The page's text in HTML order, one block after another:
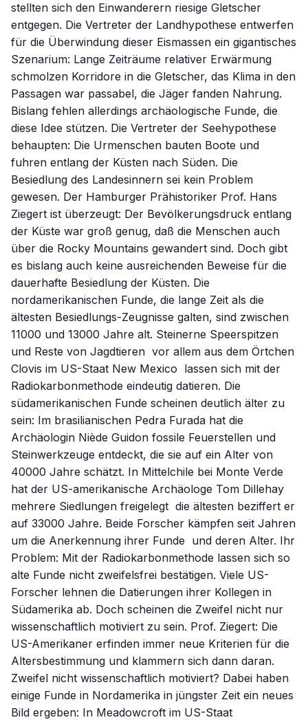
stellten sich den Einwanderern riesige Gletscher
entgegen. Die Vertreter der Landhypothese entwerfen
für die Überwindung dieser Eismassen ein gigantisches
Szenarium: Lange Zeiträume relativer Erwärmung
schmolzen Korridore in die Gletscher, das Klima in den
Passagen war passabel, die Jäger fanden Nahrung.
Bislang fehlen allerdings archäologische Funde, die
diese Idee stützen. Die Vertreter der Seehypothese
behaupten: Die Urmenschen bauten Boote und
fuhren entlang der Küsten nach Süden. Die
Besiedlung des Landesinnern sei kein Problem
gewesen. Der Hamburger Prähistoriker Prof. Hans
Ziegert ist überzeugt: Der Bevölkerungsdruck entlang
der Küste war groß genug, daß die Menschen auch
über die Rocky Mountains gewandert sind. Doch gibt
es bislang auch keine ausreichenden Beweise für die
dauerhafte Besiedlung der Küsten. Die
nordamerikanischen Funde, die lange Zeit als die
ältesten Besiedlungs-Zeugnisse galten, sind zwischen
11000 und 13000 Jahre alt. Steinerne Speerspitzen
und Reste von Jagdtieren  vor allem aus dem Örtchen
Clovis im US-Staat New Mexico  lassen sich mit der
Radiokarbonmethode eindeutig datieren. Die
südamerikanischen Funde scheinen deutlich älter zu
sein: Im brasilianischen Pedra Furada hat die
Archäologin Niède Guidon fossile Feuerstellen und
Steinwerkzeuge entdeckt, die sie auf ein Alter von
40000 Jahre schätzt. In Mittelchile bei Monte Verde
hat der US-amerikanische Archäologe Tom Dillehay
mehrere Siedlungen freigelegt  die ältesten beziffert er
auf 33000 Jahre. Beide Forscher kämpfen seit Jahren
um die Anerkennung ihrer Funde  und deren Alter. Ihr
Problem: Mit der Radiokarbonmethode lassen sich so
alte Funde nicht zweifelsfrei bestätigen. Viele US-
Forscher lehnen die Datierungen ihrer Kollegen in
Südamerika ab. Doch scheinen die Zweifel nicht nur
wissenschaftlich motiviert zu sein. Prof. Ziegert: Die
US-Amerikaner erfinden immer neue Kriterien für die
Altersbestimmung und klammern sich dann daran.
Zweifel nicht wissenschaftlich motiviert? Dabei haben
einige Funde in Nordamerika in jüngster Zeit ein neues
Bild ergeben: In Meadowcroft im US-Staat